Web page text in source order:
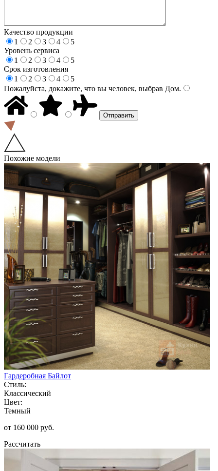
Качество продукции
1
2 3 4
5
Уровень сервиса
1
2 3 4
5
Срок изготовления
1
2 3 4
5
Пожалуйста, докажите, что вы человек, выбрав Дом.
Похожие модели
Гардеробная Байлот
Стиль:
Классический
Цвет:
Темный
от 160 000 руб.
Рассчитать